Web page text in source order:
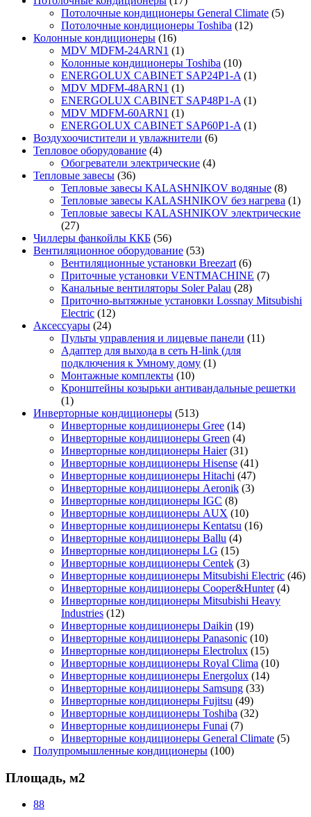
Потолочные кондиционеры General Climate (5)
Потолочные кондиционеры Toshiba (12)
Колонные кондиционеры (16)
MDV MDFM-24ARN1 (1)
Колонные кондиционеры Toshiba (10)
ENERGOLUX CABINET SAP24P1-A (1)
MDV MDFM-48ARN1 (1)
ENERGOLUX CABINET SAP48P1-A (1)
MDV MDFM-60ARN1 (1)
ENERGOLUX CABINET SAP60P1-A (1)
Воздухоочистители и увлажнители (6)
Тепловое оборудование (4)
Обогреватели электрические (4)
Тепловые завесы (36)
Тепловые завесы KALASHNIKOV водяные (8)
Тепловые завесы KALASHNIKOV без нагрева (1)
Тепловые завесы KALASHNIKOV электрические
(27)
Чиллеры фанкойлы ККБ (56)
Вентиляционное оборудование (53)
Вентиляционные установки Breezart (6)
Приточные установки VENTMACHINE (7)
Канальные вентиляторы Soler Palau (28)
Приточно-вытяжные установки Lossnay Mitsubishi
Electric (12)
Аксессуары (24)
Пульты управления и лицевые панели (11)
Адаптер для выхода в сеть H-link (для
подключения к Умному дому (1)
Монтажные комплекты (10)
Кронштейны козырьки антивандальные решетки
(1)
Инверторные кондиционеры (513)
Инверторные кондиционеры Gree (14)
Инверторные кондиционеры Green (4)
Инверторные кондиционеры Haier (31)
Инверторные кондиционеры Hisense (41)
Инверторные кондиционеры Hitachi (47)
Инверторные кондиционеры Aeronik (3)
Инверторные кондиционеры IGC (8)
Инверторные кондиционеры AUX (10)
Инверторные кондиционеры Kentatsu (16)
Инверторные кондиционеры Ballu (4)
Инверторные кондиционеры LG (15)
Инверторные кондиционеры Centek (3)
Инверторные кондиционеры Mitsubishi Electric (46)
Инверторные кондиционеры Cooper&Hunter (4)
Инверторные кондиционеры Mitsubishi Heavy
Industries (12)
Инверторные кондиционеры Daikin (19)
Инверторные кондиционеры Panasonic (10)
Инверторные кондиционеры Electrolux (15)
Инверторные кондиционеры Royal Clima (10)
Инверторные кондиционеры Energolux (14)
Инверторные кондиционеры Samsung (33)
Инверторные кондиционеры Fujitsu (49)
Инверторные кондиционеры Toshiba (32)
Инверторные кондиционеры Funai (7)
Инверторные кондиционеры General Climate (5)
Полупромышленные кондиционеры (100)
Площадь, м2
88